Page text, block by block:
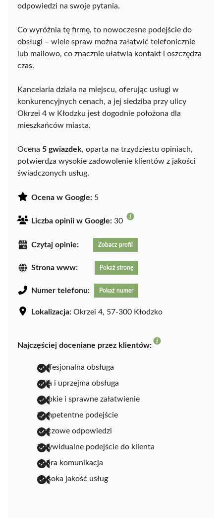
odpowiedzi na swoje pytania.
Co wyróżnia tę firmę, to nowoczesne podejście do
obsługi – wiele spraw można załatwić telefonicznie
lub mailowo, co znacznie ułatwia kontakt i oszczędza
czas.
Kancelaria działa na miejscu, oferując usługi w
konkurencyjnych cenach, a jej siedziba przy ulicy
Okrzei 4 w Kłodzku jest dogodnie położona dla
mieszkańców miasta.
Ocena 5 gwiazdek, oparta na trzydziestu opiniach,
potwierdza wysokie zadowolenie klientów z jakości
świadczonych usług.
Ocena w Google: 5
Liczba opinii w Google: 30
Czytaj opinie: Zobacz profil
Strona www: Pokaż stronę
Numer telefonu: Pokaż numer
Lokalizacja: Okrzei 4, 57-300 Kłodzko
Najczęściej doceniane przez klientów:
profesjonalna obsługa
miła i uprzejma obsługa
szybkie i sprawne załatwienie
kompetentne podejście
rzeczowe odpowiedzi
indywidualne podejście do klienta
dobra komunikacja
wysoka jakość usług